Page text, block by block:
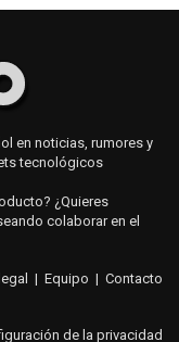
en noticias, rumores y
tecnológicos
¿Quieres
colaborar en el
| Equipo | Contacto
de la privacidad